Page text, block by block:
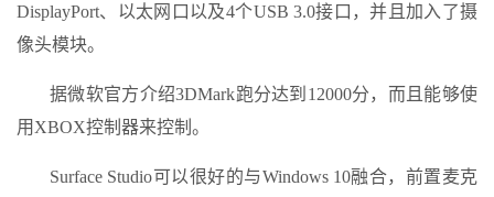
DisplayPort、以太网口以及4个USB 3.0接口，并且加入了摄
像头模块。
据微软官方介绍3DMark跑分达到12000分，而且能够使
用XBOX控制器来控制。
Surface Studio可以很好的与Windows 10融合，前置麦克